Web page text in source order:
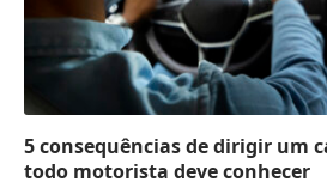
5 consequências de dirigir um
todo motorista deve conhecer